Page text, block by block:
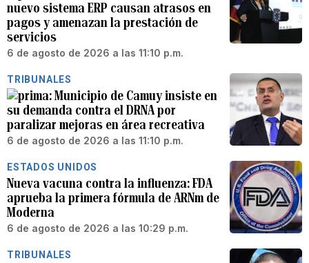
nuevo sistema ERP causan atrasos en
pagos y amenazan la prestación de
servicios
6 de agosto de 2026 a las 11:10 p.m.
TRIBUNALES
Municipio de Camuy insiste en
su demanda contra el DRNA por
paralizar mejoras en área recreativa
6 de agosto de 2026 a las 11:10 p.m.
ESTADOS UNIDOS
Nueva vacuna contra la influenza: FDA
aprueba la primera fórmula de ARNm de
Moderna
6 de agosto de 2026 a las 10:29 p.m.
TRIBUNALES